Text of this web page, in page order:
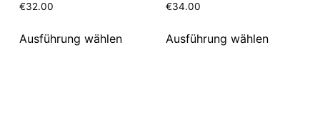
€32.00
Ausführung wählen
€34.00
Ausführung wählen